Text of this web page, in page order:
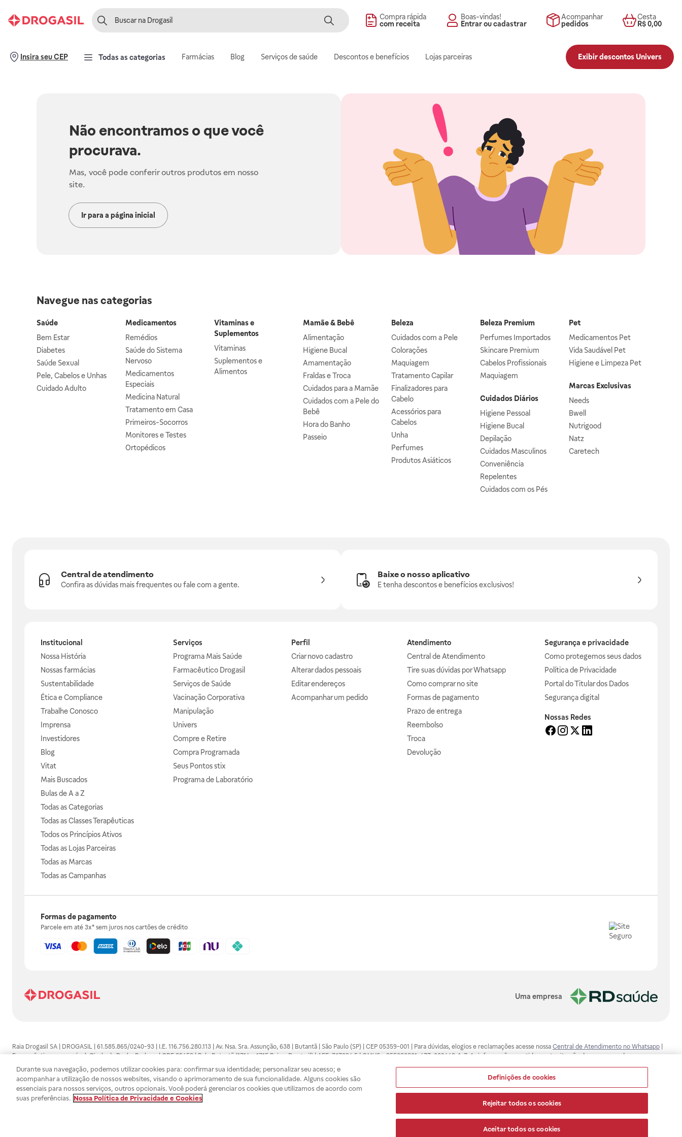
Compra rápida
com receita
Boas-vindas!
Entrar ou cadastrar
Acompanhar
pedidos
Cesta
R$ 0,00
Insira seu CEP Todas as categorias Farmácias Blog Serviços de saúde Descontos e benefícios Lojas parceiras Exibir descontos Univers
Não encontramos o que você
procurava.
Mas, você pode conferir outros produtos em nosso
site.
Ir para a página inicial
Navegue nas categorias
Saúde
Bem Estar
Diabetes
Saúde Sexual
Pele, Cabelos e Unhas
Cuidado Adulto
Medicamentos
Remédios
Saúde do Sistema
Nervoso
Medicamentos
Especiais
Medicina Natural
Tratamento em Casa
Primeiros-Socorros
Monitores e Testes
Ortopédicos
Vitaminas e
Suplementos
Vitaminas
Suplementos e
Alimentos
Mamãe & Bebê
Alimentação
Higiene Bucal
Amamentação
Fraldas e Troca
Cuidados para a Mamãe
Cuidados com a Pele do
Bebê
Hora do Banho
Passeio
Beleza
Cuidados com a Pele
Colorações
Maquiagem
Tratamento Capilar
Finalizadores para
Cabelo
Acessórios para
Cabelos
Unha
Perfumes
Produtos Asiáticos
Beleza Premium
Perfumes Importados
Skincare Premium
Cabelos Profissionais
Maquiagem
Cuidados Diários
Higiene Pessoal
Higiene Bucal
Depilação
Cuidados Masculinos
Conveniência
Repelentes
Cuidados com os Pés
Pet
Medicamentos Pet
Vida Saudável Pet
Higiene e Limpeza Pet
Marcas Exclusivas
Needs
Bwell
Nutrigood
Natz
Caretech
Central de atendimento
Confira as dúvidas mais frequentes ou fale com a gente.
Baixe o nosso aplicativo
E tenha descontos e benefícios exclusivos!
Institucional
Nossa História
Nossas farmácias
Sustentabilidade
Ética e Compliance
Trabalhe Conosco
Imprensa
Investidores
Blog
Vitat
Mais Buscados
Bulas de A a Z
Todas as Categorias
Todas as Classes Terapêuticas
Todos os Princípios Ativos
Todas as Lojas Parceiras
Todas as Marcas
Todas as Campanhas
Serviços
Programa Mais Saúde
Farmacêutico Drogasil
Serviços de Saúde
Vacinação Corporativa
Manipulação
Univers
Compre e Retire
Compra Programada
Seus Pontos stix
Programa de Laboratório
Perfil
Criar novo cadastro
Alterar dados pessoais
Editar endereços
Acompanhar um pedido
Atendimento
Central de Atendimento
Tire suas dúvidas por Whatsapp
Como comprar no site
Formas de pagamento
Prazo de entrega
Reembolso
Troca
Devolução
Segurança e privacidade
Como protegemos seus dados
Política de Privacidade
Portal do Titular dos Dados
Segurança digital
Nossas Redes
Formas de pagamento
Parcele em até 3x* sem juros nos cartões de crédito
Uma empresa
Raia Drogasil SA | DROGASIL | 61.585.865/0240-93 | I.E. 116.756.280.113 | Av. Nsa. Sra. Assunção, 638 | Butantã | São Paulo (SP) | CEP 05359-001 | Para dúvidas, elogios e reclamações acesse nossa Central de Atendimento no Whatsapp
Farmacêutico responsável: Gisele da Penha Barbosa | CRF 89453 | Polo Butantã (1714 e 1715 Raia e Drogasil) | AFE: 7.17094.5 | CMVS - 355030801-477-002443-1-7. As informações contidas neste site não devem ser usadas para
automedicação e não substituem, em hipótese alguma, as orientações dadas pelo profissional da área médica. Somente o médico está apto a diagnosticar qualquer problema de saúde e prescrever o tratamento adequado. Ao
persistirem os sintomas, um médico deverá ser consultado. Os preços e promoções divulgados no site são válidos apenas para compras feitas pela internet. Maiores esclarecimentos, consultar o site: www.anvisa.gov.br. A Raia Drogasil
SA trabalha com as tecnologias mais avançadas de proteção de dados, para que você possa realizar suas compras com tranquilidade. A privacidade e a segurança dos clientes são compromissos da Raia Drogasil SA. Todos os pedidos
efetuados estão sujeitos à confirmação da disponibilidade de produto em nosso estoque.
Durante sua navegação, podemos utilizar cookies para: confirmar sua identidade; personalizar seu acesso; e
acompanhar a utilização de nossos websites, visando o aprimoramento de sua funcionalidade. Alguns cookies são
essenciais para nossos serviços, outros opcionais. Você poderá gerenciar os cookies que utilizamos de acordo com
suas preferências. Nossa Política de Privacidade e Cookies
Definições de cookies
Rejeitar todos os cookies
Aceitar todos os cookies